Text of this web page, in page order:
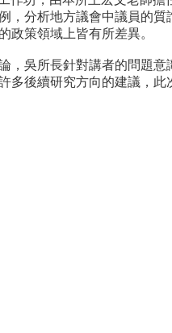
，分析地方議會中議員的
政策領域上皆有所差異。
，吳所長針對講者的問題
後續研究方向的建議，此